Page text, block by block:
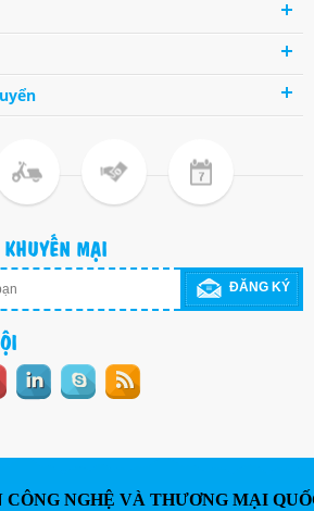
MẠI
ĐĂNG KÝ
CÔNG NGHỆ VÀ THƯƠNG MẠI